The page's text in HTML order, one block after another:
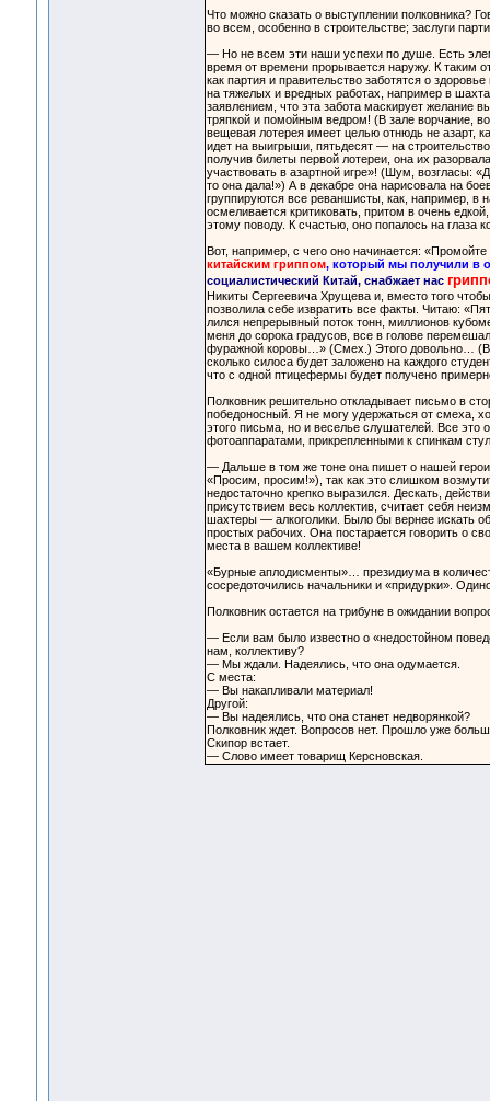
Что можно сказать о выступлении полковника?
во всем, особенно в строительстве; заслуги
— Но не всем эти наши успехи по душе. Есть
время от времени прорывается наружу. К таким
как партия и правительство заботятся о
на тяжелых и вредных работах, например в
заявлением, что эта забота маскирует желание
тряпкой и помойным ведром! (В зале ворчание,
вещевая лотерея имеет целью отнюдь не азарт,
идет на выигрыши, пятьдесят — на
получив билеты первой лотереи, она их
участвовать в азартной игре»! (Шум, возгласы:
то она дала!») А в декабре она нарисовала на
группируются все реваншисты, как, например,
осмеливается критиковать, притом в очень
этому поводу. К счастью, оно попалось на глаза
Вот, например, с чего оно начинается:
китайским гриппом, который мы получили в
социалистический Китай, снабжает нас
Никиты Сергеевича Хрущева и, вместо того
позволила себе извратить все факты. Читаю:
лился непрерывный поток тонн, миллионов
меня до сорока градусов, все в голове
фуражной коровы…» (Смех.) Этого довольно…
сколько силоса будет заложено на каждого
что с одной птицефермы будет получено
Полковник решительно откладывает письмо в
победоносный. Я не могу удержаться от смеха,
этого письма, но и веселье слушателей. Все это
фотоаппаратами, прикрепленными к спинкам
— Дальше в том же тоне она пишет о нашей
«Просим, просим!»), так как это слишком
недостаточно крепко выразился. Дескать,
присутствием весь коллектив, считает себя
шахтеры — алкоголики. Было бы вернее искать
простых рабочих. Она постарается говорить о
места в вашем коллективе!
«Бурные аплодисменты»… президиума в
сосредоточились начальники и «придурки».
Полковник остается на трибуне в ожидании
— Если вам было известно о «недостойном
нам, коллективу?
— Мы ждали. Надеялись, что она одумается.
С места:
— Вы накапливали материал!
Другой:
— Вы надеялись, что она станет недворянкой?
Полковник ждет. Вопросов нет. Прошло уже
Скипор встает.
— Слово имеет товарищ Керсновская.